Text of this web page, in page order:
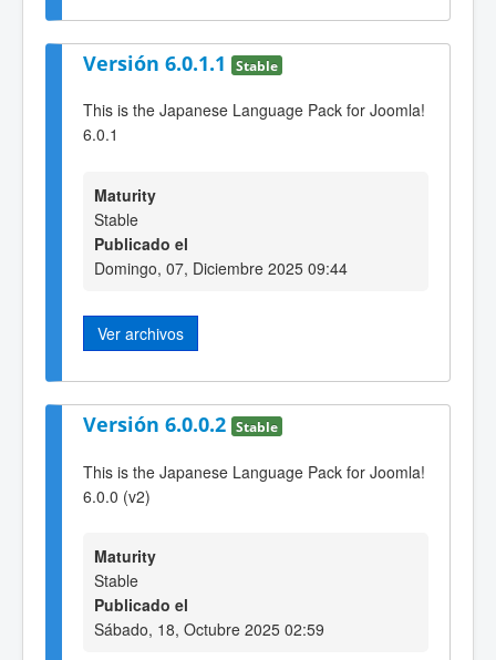
Versión 6.0.1.1 Stable
This is the Japanese Language Pack for Joomla!
6.0.1
Maturity
Stable
Publicado el
Domingo, 07, Diciembre 2025 09:44
Ver archivos
Versión 6.0.0.2 Stable
This is the Japanese Language Pack for Joomla!
6.0.0 (v2)
Maturity
Stable
Publicado el
Sábado, 18, Octubre 2025 02:59